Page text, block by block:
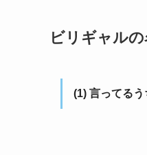
ビリギャル
(1) 言ってるう